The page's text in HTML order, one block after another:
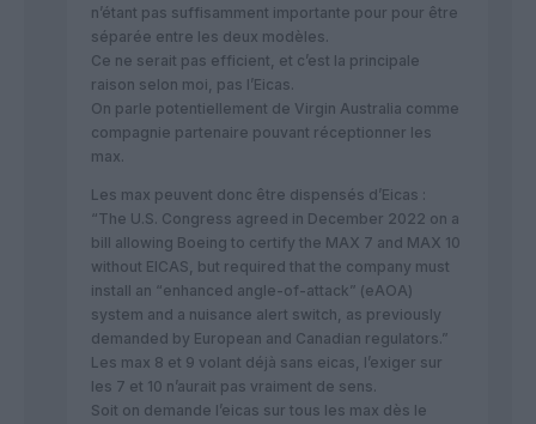
n’étant pas suffisamment importante pour pour être
séparée entre les deux modèles.
Ce ne serait pas efficient, et c’est la principale
raison selon moi, pas l’Eicas.
On parle potentiellement de Virgin Australia comme
compagnie partenaire pouvant réceptionner les
max.
Les max peuvent donc être dispensés d’Eicas :
“The U.S. Congress agreed in December 2022 on a
bill allowing Boeing to certify the MAX 7 and MAX 10
without EICAS, but required that the company must
install an “enhanced angle-of-attack” (eAOA)
system and a nuisance alert switch, as previously
demanded by European and Canadian regulators.”
Les max 8 et 9 volant déjà sans eicas, l’exiger sur
les 7 et 10 n’aurait pas vraiment de sens.
Soit on demande l’eicas sur tous les max dès le